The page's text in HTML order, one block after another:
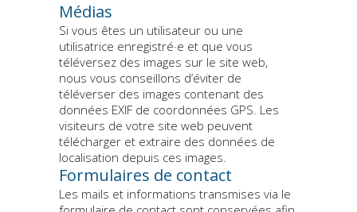
Médias
Si vous êtes un utilisateur ou une
utilisatrice enregistré·e et que vous
téléversez des images sur le site web,
nous vous conseillons d’éviter de
téléverser des images contenant des
données EXIF de coordonnées GPS. Les
visiteurs de votre site web peuvent
télécharger et extraire des données de
localisation depuis ces images.
Formulaires de contact
Les mails et informations transmises via le